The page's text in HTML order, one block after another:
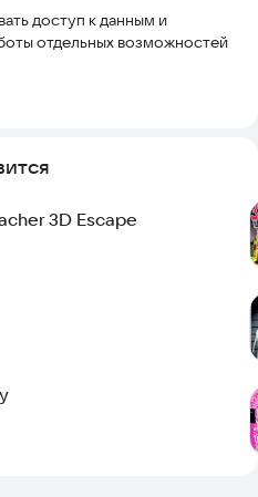
доступ к данным и
отдельных возможностей
3D Escape